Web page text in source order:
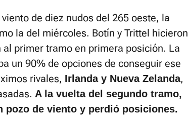
de diez nudos del 265 oeste, la
la del miércoles. Botín y Trittel hicieron
primer tramo en primera posición. La
un 90% de opciones de conseguir ese
rivales, Irlanda y Nueva Zelanda,
A la vuelta del segundo tramo,
pozo de viento y perdió posiciones.